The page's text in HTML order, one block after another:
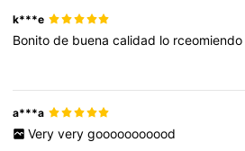
k***e
Bonitode buenacalidad lo rceomiendo
a***a
Very very gooooooooood